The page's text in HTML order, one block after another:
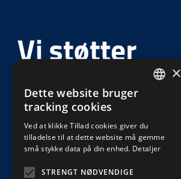
DEFAULT LANGUAGE
×
Dette website bruger
tracking cookies
Ved at klikke Tillad cookies giver du
tilladelse til at dette website må gemme
små stykke data på din enhed. Detaljer
STRENGT NØDVENDIGE